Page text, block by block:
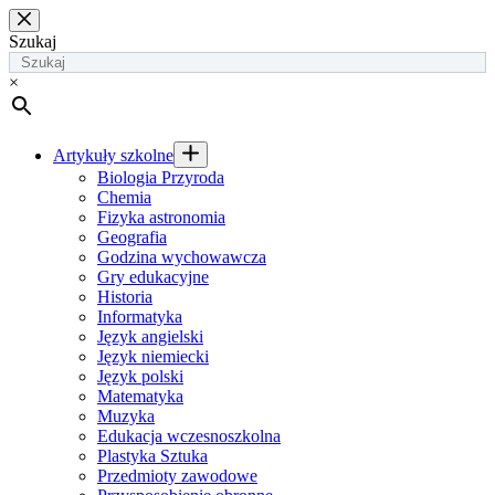
Przejdź
do
treści
Szukaj
×
Artykuły szkolne
Biologia Przyroda
Chemia
Fizyka astronomia
Geografia
Godzina wychowawcza
Gry edukacyjne
Historia
Informatyka
Język angielski
Język niemiecki
Język polski
Matematyka
Muzyka
Edukacja wczesnoszkolna
Plastyka Sztuka
Przedmioty zawodowe